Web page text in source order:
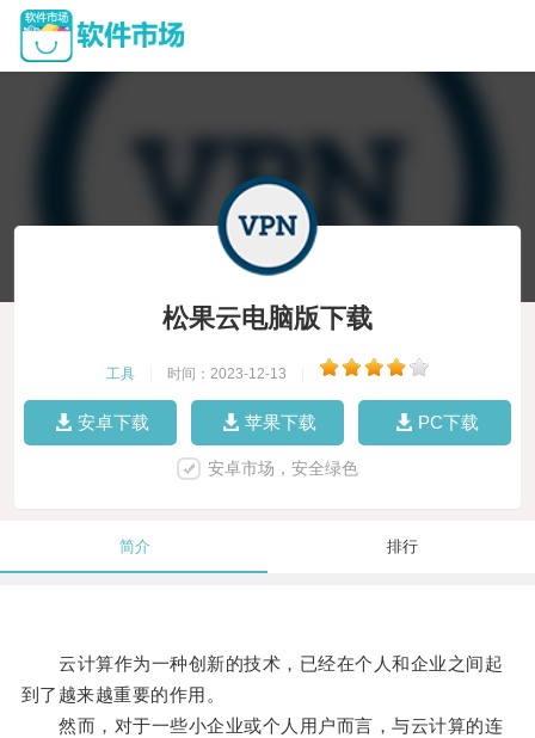
松果云电脑版下载
工具 时间：2023-12-13
安卓下载 苹果下载 PC下载
安卓市场，安全绿色
简介 排行
云计算作为一种创新的技术，已经在个人和企业之间起
到了越来越重要的作用。
然而，对于一些小企业或个人用户而言，与云计算的连